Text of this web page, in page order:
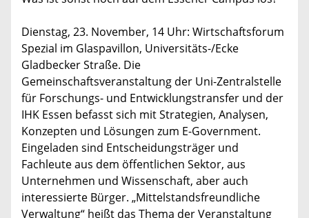
Dienstag, 23. November, 14 Uhr: Wirtschaftsforum
Spezial im Glaspavillon, Universitäts-/Ecke
Gladbecker Straße. Die
Gemeinschaftsveranstaltung der Uni-Zentralstelle
für Forschungs- und Entwicklungstransfer und der
IHK Essen befasst sich mit Strategien, Analysen,
Konzepten und Lösungen zum E-Government.
Eingeladen sind Entscheidungsträger und
Fachleute aus dem öffentlichen Sektor, aus
Unternehmen und Wissenschaft, aber auch
interessierte Bürger. „Mittelstandsfreundliche
Verwaltung“ heißt das Thema der Veranstaltung